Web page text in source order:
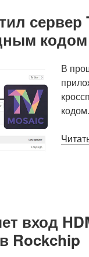
кодом
В
кодом.
вход
Rockchip